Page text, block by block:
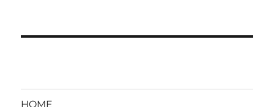
HOME